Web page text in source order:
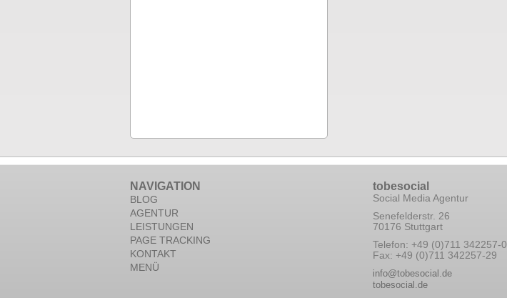
NAVIGATION
BLOG
AGENTUR
LEISTUNGEN
PAGE TRACKING
KONTAKT
MENÜ
tobesocial
Social Media Agentur
Senefelderstr. 26
70176 Stuttgart
Telefon: +49 (0)711 342257-0
Fax: +49 (0)711 342257-29
info@tobesocial.de
tobesocial.de